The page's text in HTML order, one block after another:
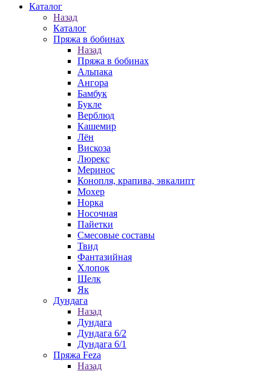
Каталог
Назад
Каталог
Пряжа в бобинах
Назад
Пряжа в бобинах
Альпака
Ангора
Бамбук
Букле
Верблюд
Кашемир
Лён
Вискоза
Люрекс
Меринос
Конопля, крапива, эвкалипт
Мохер
Норка
Носочная
Пайетки
Смесовые составы
Твид
Фантазийная
Хлопок
Шелк
Як
Дундага
Назад
Дундага
Дундага 6/2
Дундага 6/1
Пряжа Feza
Назад